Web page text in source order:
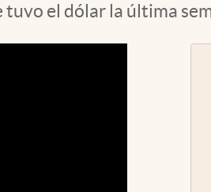
el dólar la última